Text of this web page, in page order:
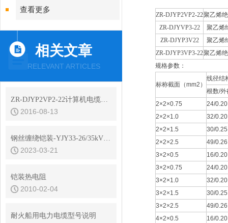
查看更多
相关文章
RELEVANT ARTICLES
ZR-DJYP2VP2-22计算机电缆执行标准及特性
2016-08-13
钢丝缠绕铠装-YJY33-26/35kV无卤高压电缆
2023-03-21
铠装热电阻
2010-02-04
耐火船用电力电缆型号说明
ZR-DJYP2VP2-22聚乙烯
ZR-DJYVP3-22
聚乙烯
ZR-DJYP3V22
聚乙烯
ZR-DJYP3VP3-22聚乙烯
规格参数：
标称截面（mm2）
线径结
根数/外
2×2×0.75
24/0.20
2×2×1.0
32/0.20
2×2×1.5
30/0.25
2×2×2.5
49/0.26
3×2×0.5
16/0.20
3×2×0.75
24/0.20
3×2×1.0
32/0.20
3×2×1.5
30/0.25
3×2×2.5
49/0.26
4×2×0.5
16/0.20